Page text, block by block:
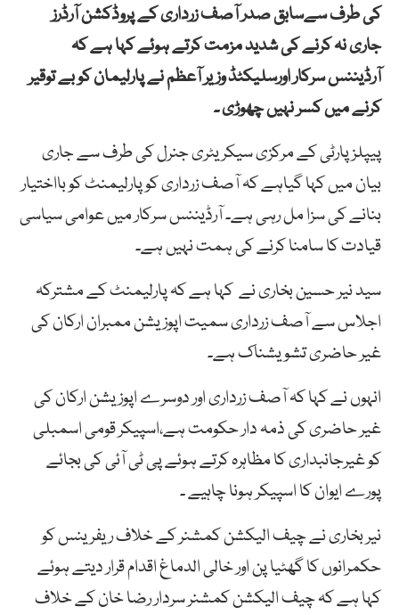
کی طرف سےسابق صدر آصف زرداری کے پروڈکشن آرڈرز
جاری نہ کرنے کی شدید مزمت کرتے ہوئے کہا ہے کہ
آرڈیننس سرکار اورسلیکٹڈ وزیر آعظم نے پارلیمان کو بے توقیر
کرنے میں کسر نہیں چھوڑی ۔
پیپلزپارٹی کے مرکزی سیکریٹری جنرل کی طرف سے جاری
بیان میں کہا گیاہے کہ آصف زرداری کو پارلیمنٹ کو بااختیار
بنانے کی سزا مل رہی ہے۔ آرڈیننس سرکار میں عوامی سیاسی
قیادت کا سامنا کرنے کی ہمت نہیں ہے۔
سید نیر حسین بخاری نے کہا ہے کہ پارلیمنٹ کے مشترکہ
اجلاس سے آصف زرداری سمیت اپوزیشن ممبران ارکان کی
غیر حاضری تشویشناک ہے۔
انہوں نے کہا کہ آصف زرداری اور دوسرے اپوزیشن ارکان کی
غیر حاضری کی ذمہ دار حکومت ہے،اسپیکر قومی اسمبلی
کو غیرجانبداری کا مظاہرہ کرتے ہوئے پی ٹی آئی کی بجائے
پورے ایوان کا اسپیکر ہونا چاہیے ۔
نیر بخاری نے چیف الیکشن کمشنر کے خلاف ریفرینس کو
حکمرانوں کا گھٹیا پن اور خالی الدماغ اقدام قرار دیتے ہوئے
کہا ہے کہ چیف الیکشن کمشنر سردار رضا خان کے خلاف